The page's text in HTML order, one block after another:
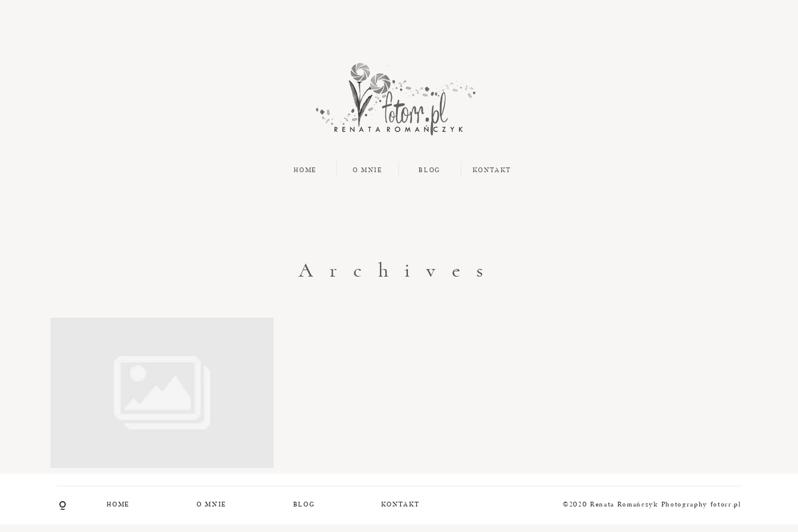
HOME O MNIE BLOG KONTAKT
Archives
HOME O MNIE BLOG KONTAKT ©2020 Renata Romańczyk Photography fotorr.pl